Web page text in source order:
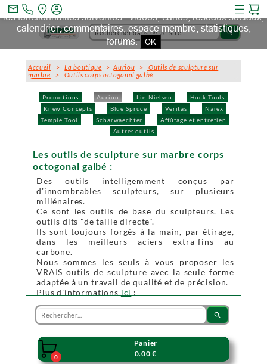
search
Promotions Auriou Lie-Nielsen
Hock Tools
Knew Concepts
Blue Spruce Veritas
Narex
Temple Tool
Scharwaechter
Affûtage et entretien
Autres outils
Accueil >La boutique >Auriou >
Outils de sculpture sur
marbre > Outils corps octogonal galbé
Les outils de sculpture sur marbre corps
octogonal galbé :
Des outils intelligemment conçus par
d'innombrables sculpteurs, sur plusieurs
millénaires.
Ce sont les outils de base du sculpteurs. Les
outils dits "de taille directe".
Ils sont toujours forgés à la main, par étirage,
dans les meilleurs aciers extra-fins au
carbone.
Nous sommes les seuls à vous proposer les
VRAIS outils de sculpture avec la seule forme
adaptée à un travail de qualité et de précision.
Plus d'informations ici :
search

0
Panier
0.00 €
mail_outline
Ce site et des sites tiers qu'il utilise collectent des cookies pour
les fonctionnalités suivantes : vidéos, cartes, réseaux sociaux,
calendrier, commentaires, espace membre, statistiques,
forums. OK